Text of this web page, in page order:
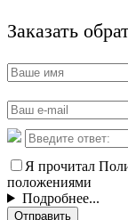
Заказать
Я прочитал
положениями
Подробнее...
Отправить